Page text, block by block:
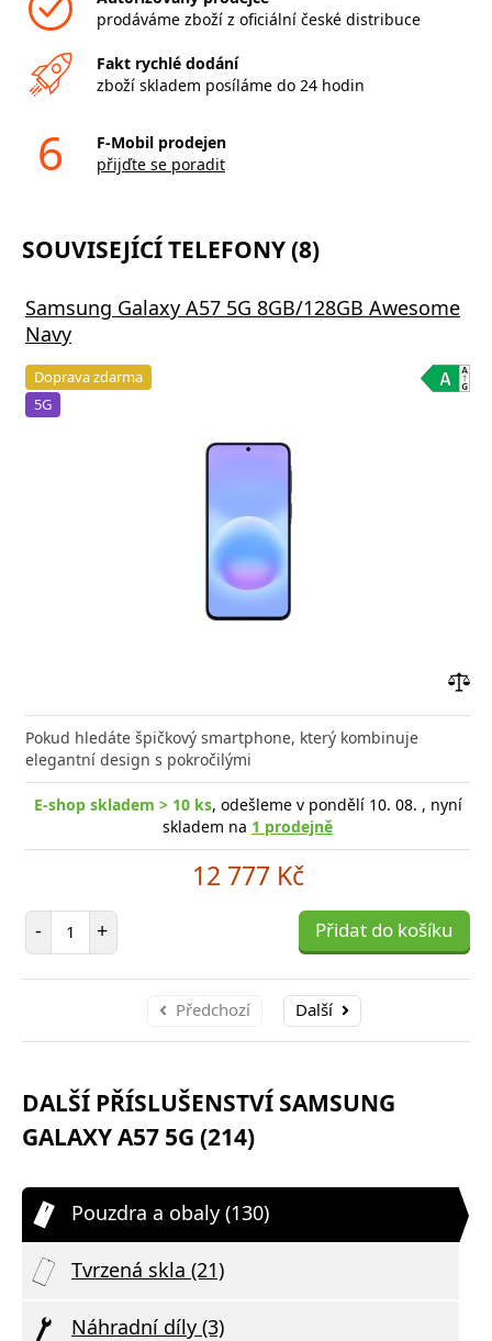
prodáváme zboží z oficiální české distribuce
Fakt rychlé dodání
zboží skladem posíláme do 24 hodin
6
F-Mobil prodejen
přijďte se poradit
SOUVISEJÍCÍ TELEFONY (8)
Samsung Galaxy A57 5G 8GB/128GB Awesome
Navy
Doprava zdarma
5G
Pokud hledáte špičkový smartphone, který kombinuje
elegantní design s pokročilými
E-shop skladem > 10 ks, odešleme v pondělí 10. 08. , nyní
skladem na 1 prodejně
12 777 Kč
- Počet položek
+ Přidat do košíku
Předchozí Další
DALŠÍ PŘÍSLUŠENSTVÍ SAMSUNG
GALAXY A57 5G (214)
Pouzdra a obaly (130)
Tvrzená skla (21)
Náhradní díly (3)